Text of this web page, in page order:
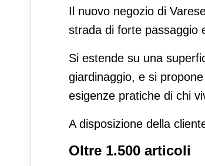
Il nuovo negozio di
strada di forte passaggio
Si estende su una
giardinaggio, e si
esigenze pratiche di chi
A disposizione della
Oltre 1.500 articoli